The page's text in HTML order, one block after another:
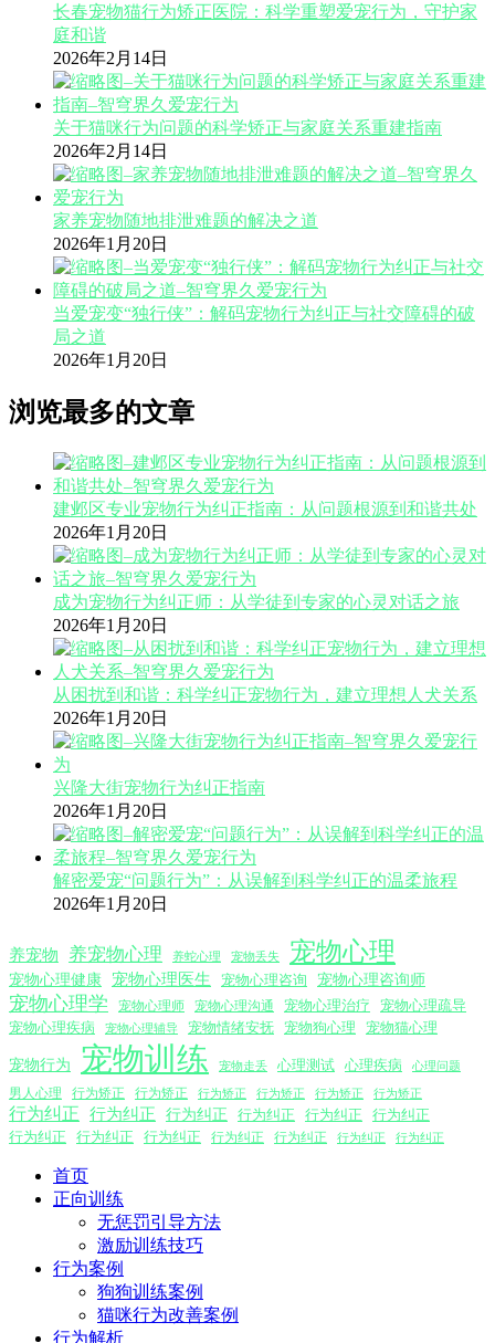
长春宠物猫行为矫正医院：科学重塑爱宠行为，守护家
庭和谐
2026年2月14日
关于猫咪行为问题的科学矫正与家庭关系重建指南
2026年2月14日
家养宠物随地排泄难题的解决之道
2026年1月20日
当爱宠变“独行侠”：解码宠物行为纠正与社交障碍的破
局之道
2026年1月20日
浏览最多的文章
建邺区专业宠物行为纠正指南：从问题根源到和谐共处
2026年1月20日
成为宠物行为纠正师：从学徒到专家的心灵对话之旅
2026年1月20日
从困扰到和谐：科学纠正宠物行为，建立理想人犬关系
2026年1月20日
兴隆大街宠物行为纠正指南
2026年1月20日
解密爱宠“问题行为”：从误解到科学纠正的温柔旅程
2026年1月20日
养宠物 养宠物心理 养蛇心理 宠物丢失 宠物心理
宠物心理健康 宠物心理医生 宠物心理咨询 宠物心理咨询师
宠物心理学 宠物心理师 宠物心理沟通 宠物心理治疗
宠物心理疏导
宠物心理疾病
宠物心理辅导 宠物情绪安抚 宠物狗心理 宠物猫心理
宠物行为 宠物训练 宠物走丢 心理测试 心理疾病 心理问题
男人心理 行为矫正 行为矫正 行为矫正 行为矫正 行为矫正 行为矫正
行为纠正 行为纠正 行为纠正 行为纠正 行为纠正
行为纠正
行为纠正
行为纠正 行为纠正 行为纠正 行为纠正 行为纠正 行为纠正
首页
正向训练
无惩罚引导方法
激励训练技巧
行为案例
狗狗训练案例
猫咪行为改善案例
行为解析